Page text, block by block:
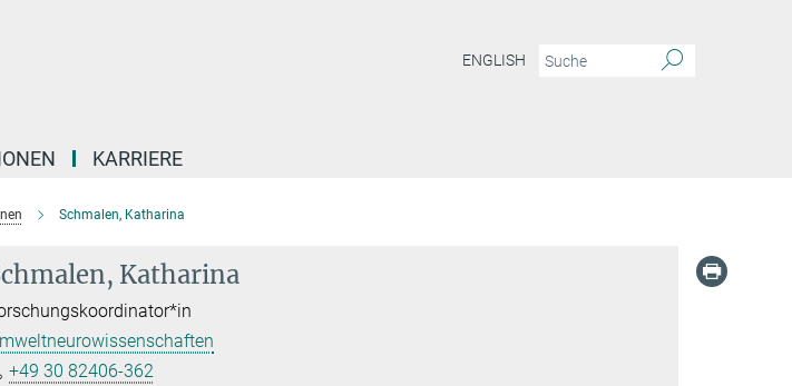
ENGLISH
KARRIERE
Schmalen, Katharina
Katharina
+49 30 82406-362